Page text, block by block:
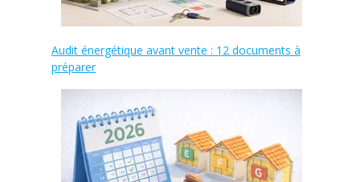
Audit énergétique avant vente : 12 documents à
préparer